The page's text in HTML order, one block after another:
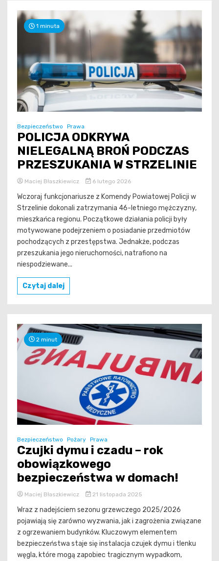
1 minuta
Bezpieczeństwo Prawa
POLICJA ODKRYWA
NIELEGALNĄ BROŃ PODCZAS
PRZESZUKANIA W STRZELINIE
Maciej Błaszkiewicz 6 lutego 2026
Wczoraj funkcjonariusze z Komendy Powiatowej Policji w
Strzelinie dokonali zatrzymania 46-letniego mężczyzny,
mieszkańca regionu. Początkowe działania policji były
motywowane podejrzeniem o posiadanie przedmiotów
pochodzących z przestępstwa. Jednakże, podczas
przeszukania jego nieruchomości, natrafiono na
niespodziewane...
Czytaj dalej
2 minut
Bezpieczeństwo Pożary Prawa
Czujki dymu i czadu – rok
obowiązkowego
bezpieczeństwa w domach!
Maciej Błaszkiewicz 21 listopada 2025
Wraz z nadejściem sezonu grzewczego 2025/2026
pojawiają się zarówno wyzwania, jak i zagrożenia związane
z ogrzewaniem budynków. Kluczowym elementem
bezpieczeństwa staje się instalacja czujek dymu i tlenku
węgla, które mogą zapobiec tragicznym wypadkom,